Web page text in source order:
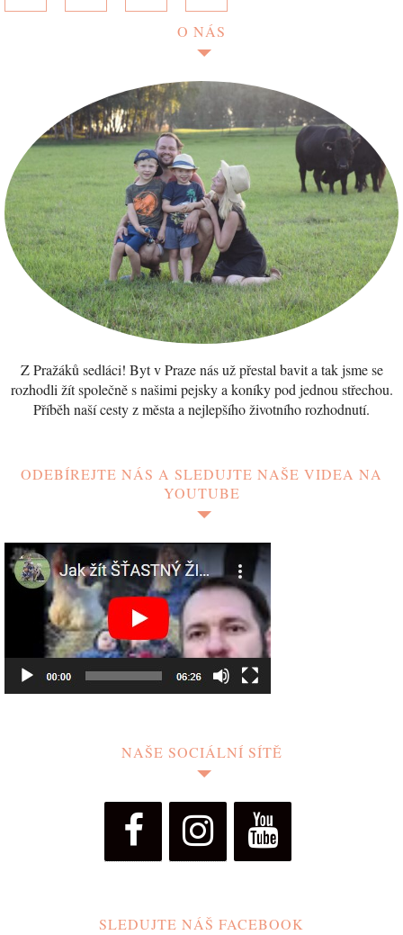
O NÁS
Z Pražáků sedláci! Byt v Praze nás už přestal bavit a tak jsme se
rozhodli žít společně s našimi pejsky a koníky pod jednou střechou.
Příběh naší cesty z města a nejlepšího životního rozhodnutí.
ODEBÍREJTE NÁS A SLEDUJTE NAŠE VIDEA NA
YOUTUBE
NAŠE SOCIÁLNÍ SÍTĚ
SLEDUJTE NÁŠ FACEBOOK